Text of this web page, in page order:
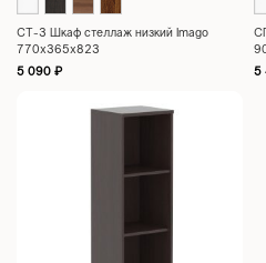
СТ-3 Шкаф стеллаж низкий Imago
770х365х823
5 090 ₽
5